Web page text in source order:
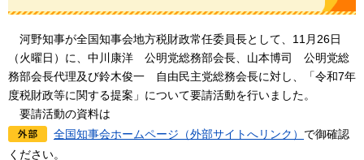
河野知事が全国知事会地方税財政常任委員長として、11月26日
（火曜日）に、中川康洋
公明党総務部会長、山本博司 公明党総
務部会長代理及び鈴木俊一
自由民主党総務会長に対し、「令和7年
度税財政等に関する提案」について要請活動を行いました。
要請活動の資料は
全国知事会ホームページ（外部サイトへリンク） で御確認
ください。